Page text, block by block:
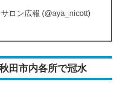
ロン広報 (@aya_nicott)
田市内各所で冠水